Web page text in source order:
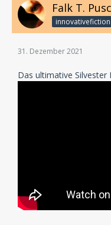
Falk T.
innovativefiction
31. Dezember 2021
Das ultimative Silvester